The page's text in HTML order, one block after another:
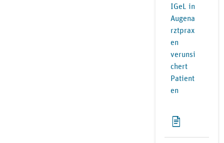
IGeL in
Augena
rztprax
en
verunsi
chert
Patient
en